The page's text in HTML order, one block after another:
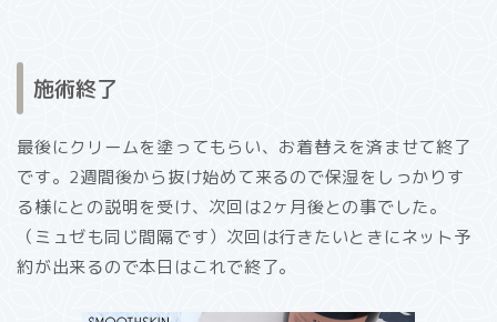
施術終了
最後にクリームを塗ってもらい、お着替えを済ませて終了
です。2週間後から抜け始めて来るので保湿をしっかりす
る様にとの説明を受け、次回は2ヶ月後との事でした。
（ミュゼも同じ間隔です）次回は行きたいときにネット予
約が出来るので本日はこれで終了。